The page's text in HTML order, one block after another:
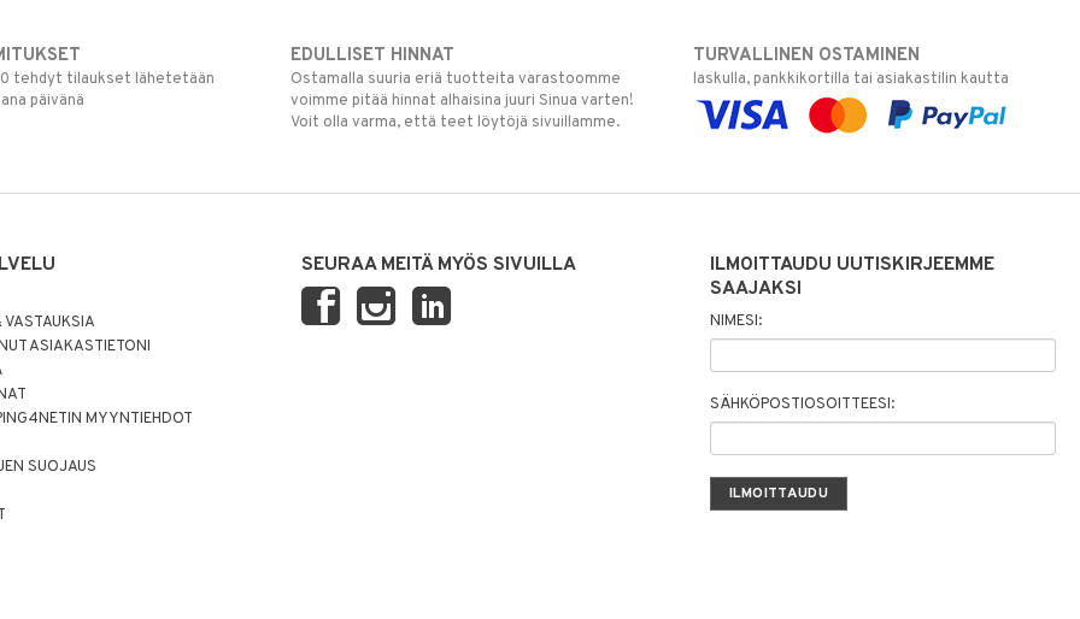
tehdyt tilaukset lähetetään
päivänä
EDULLISET HINNAT
Ostamalla suuria eriä tuotteita varastoomme
voimme pitää hinnat alhaisina juuri Sinua varten!
Voit olla varma, että teet löytöjä sivuillamme.
TURVALLINEN OSTAMINEN
laskulla, pankkikortilla tai asiakastilin kautta
ASIAKASTIETONI
MYYNTIEHDOT
SUOJAUS
SEURAA MEITÄ MYÖS SIVUILLA
ILMOITTAUDU UUTISKIRJEEMME
SAAJAKSI
NIMESI:
SÄHKÖPOSTIOSOITTEESI: